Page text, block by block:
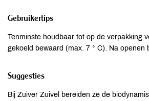
Gebruikertips
Tenminste houdbaar tot op de verpakking
gekoeld bewaard (max. 7 ° C). Na openen
Suggesties
Bij Zuiver Zuivel bereiden ze de